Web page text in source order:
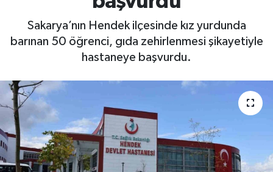
Sakarya’nın Hendek ilçesinde kız yurdunda
barınan 50 öğrenci, gıda zehirlenmesi şikayetiyle
hastaneye başvurdu.
Künye
Son Dakika Haberleri
Haber Arşivi